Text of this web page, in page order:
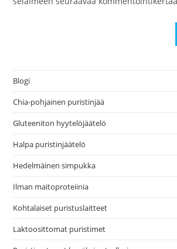
Blogi
Chia-pohjainen puristinjää
Gluteeniton hyytelöjäätelö
Halpa puristinjäätelö
Hedelmäinen simpukka
Ilman maitoproteiinia
Kohtalaiset puristuslaitteet
Laktoosittomat puristimet